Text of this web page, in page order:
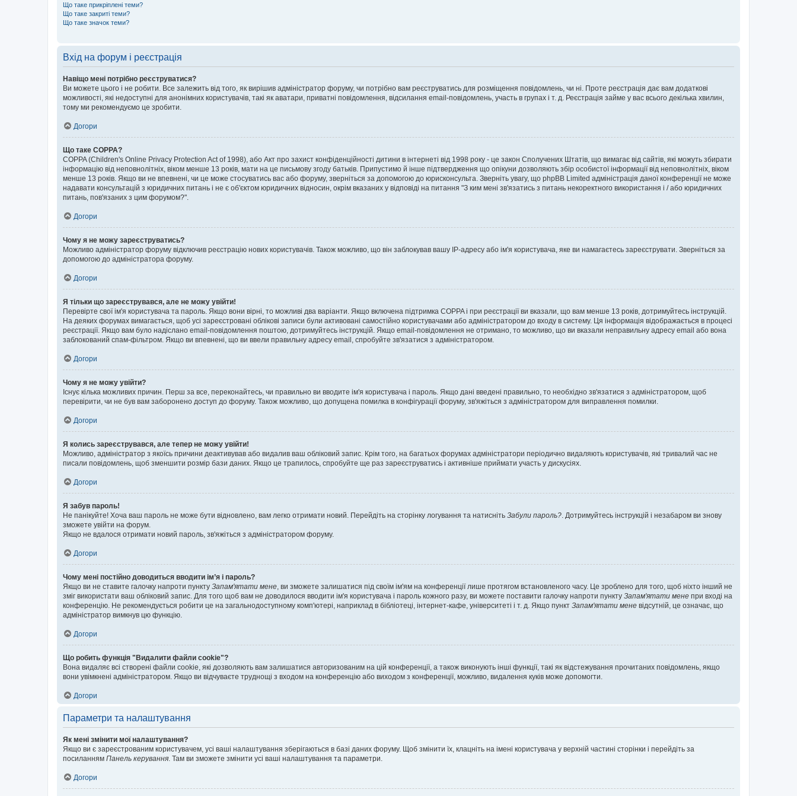
Що таке прикріплені теми?
Що таке закриті теми?
Що таке значок теми?
Вхід на форум і реєстрація
Навіщо мені потрібно реєструватися?
Ви можете цього і не робити. Все залежить від того, як вирішив адміністратор форуму, чи потрібно вам реєструватись для розміщення повідомлень, чи ні. Проте реєстрація дає вам додаткові
можливості, які недоступні для анонімних користувачів, такі як аватари, приватні повідомлення, відсилання email-повідомлень, участь в групах і т. д. Реєстрація займе у вас всього декілька хвилин,
тому ми рекомендуємо це зробити.
Догори
Що таке COPPA?
COPPA (Children's Online Privacy Protection Act of 1998), або Акт про захист конфіденційності дитини в інтернеті від 1998 року - це закон Сполучених Штатів, що вимагає від сайтів, які можуть збирати
інформацію від неповнолітніх, віком менше 13 років, мати на це письмову згоду батьків. Припустимо й інше підтвердження що опікуни дозволяють збір особистої інформації від неповнолітніх, віком
менше 13 років. Якщо ви не впевнені, чи це може стосуватись вас або форуму, зверніться за допомогою до юрисконсульта. Зверніть увагу, що phpBB Limited адміністрація даної конференції не може
надавати консультацій з юридичних питань і не є об'єктом юридичних відносин, окрім вказаних у відповіді на питання "З ким мені зв'язатись з питань некоректного використання і / або юридичних
питань, пов'язаних з цим форумом?".
Догори
Чому я не можу зареєструватись?
Можливо адміністратор форуму відключив реєстрацію нових користувачів. Також можливо, що він заблокував вашу IP-адресу або ім'я користувача, яке ви намагаєтесь зареєструвати. Зверніться за
допомогою до адміністратора форуму.
Догори
Я тільки що зареєструвався, але не можу увійти!
Перевірте свої ім'я користувача та пароль. Якщо вони вірні, то можливі два варіанти. Якщо включена підтримка COPPA і при реєстрації ви вказали, що вам менше 13 років, дотримуйтесь інструкцій.
На деяких форумах вимагається, щоб усі зареєстровані облікові записи були активовані самостійно користувачами або адміністратором до входу в систему. Ця інформація відображається в процесі
реєстрації. Якщо вам було надіслано email-повідомлення поштою, дотримуйтесь інструкцій. Якщо email-повідомлення не отримано, то можливо, що ви вказали неправильну адресу email або вона
заблокований спам-фільтром. Якщо ви впевнені, що ви ввели правильну адресу email, спробуйте зв'язатися з адміністратором.
Догори
Чому я не можу увійти?
Існує кілька можливих причин. Перш за все, переконайтесь, чи правильно ви вводите ім'я користувача і пароль. Якщо дані введені правильно, то необхідно зв'язатися з адміністратором, щоб
перевірити, чи не був вам заборонено доступ до форуму. Також можливо, що допущена помилка в конфігурації форуму, зв'яжіться з адміністратором для виправлення помилки.
Догори
Я колись зареєструвався, але тепер не можу увійти!
Можливо, адміністратор з якоїсь причини деактивував або видалив ваш обліковий запис. Крім того, на багатьох форумах адміністратори періодично видаляють користувачів, які тривалий час не
писали повідомлень, щоб зменшити розмір бази даних. Якщо це трапилось, спробуйте ще раз зареєструватись і активніше приймати участь у дискусіях.
Догори
Я забув пароль!
Не панікуйте! Хоча ваш пароль не може бути відновлено, вам легко отримати новий. Перейдіть на сторінку логування та натисніть Забули пароль? . Дотримуйтесь інструкцій і незабаром ви знову
зможете увійти на форум.
Якщо не вдалося отримати новий пароль, зв'яжіться з адміністратором форуму.
Догори
Чому мені постійно доводиться вводити ім’я і пароль?
Якщо ви не ставите галочку напроти пункту Запам'ятати мене , ви зможете залишатися під своїм ім'ям на конференції лише протягом встановленого часу. Це зроблено для того, щоб ніхто інший не
зміг використати ваш обліковий запис. Для того щоб вам не доводилося вводити ім'я користувача і пароль кожного разу, ви можете поставити галочку напроти пункту Запам'ятати мене при вході на
конференцію. Не рекомендується робити це на загальнодоступному комп'ютері, наприклад в бібліотеці, інтернет-кафе, університеті і т. д. Якщо пункт Запам'ятати мене відсутній, це означає, що
адміністратор вимкнув цю функцію.
Догори
Що робить функція "Видалити файли cookie"?
Вона видаляє всі створені файли cookie, які дозволяють вам залишатися авторизованим на цій конференції, а також виконують інші функції, такі як відстежування прочитаних повідомлень, якщо
вони увімкнені адміністратором. Якщо ви відчуваєте труднощі з входом на конференцію або виходом з конференції, можливо, видалення куків може допомогти.
Догори
Параметри та налаштування
Як мені змінити мої налаштування?
Якщо ви є зареєстрованим користувачем, усі ваші налаштування зберігаються в базі даних форуму. Щоб змінити їх, клацніть на імені користувача у верхній частині сторінки і перейдіть за
посиланням Панель керування . Там ви зможете змінити усі ваші налаштування та параметри.
Догори